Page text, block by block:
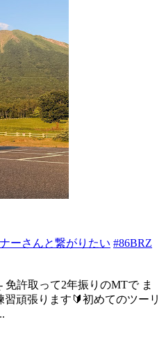
ーさんと繋がりたい #86BRZ
許取って2年振りのMTで ま
頑張ります🔰初めてのツーリ